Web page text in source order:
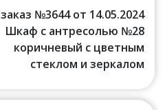
заказ №3644 от 14.05.2024
Шкаф с антресолью №28
коричневый с цветным
стеклом и зеркалом